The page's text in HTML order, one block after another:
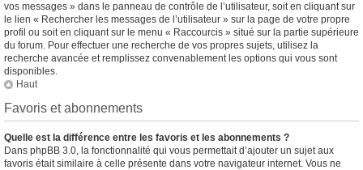
vos messages » dans le panneau de contrôle de l’utilisateur, soit en cliquant sur
le lien « Rechercher les messages de l’utilisateur » sur la page de votre propre
profil ou soit en cliquant sur le menu « Raccourcis » situé sur la partie supérieure
du forum. Pour effectuer une recherche de vos propres sujets, utilisez la
recherche avancée et remplissez convenablement les options qui vous sont
disponibles.
Haut
Favoris et abonnements
Quelle est la différence entre les favoris et les abonnements ?
Dans phpBB 3.0, la fonctionnalité qui vous permettait d’ajouter un sujet aux
favoris était similaire à celle présente dans votre navigateur internet. Vous ne